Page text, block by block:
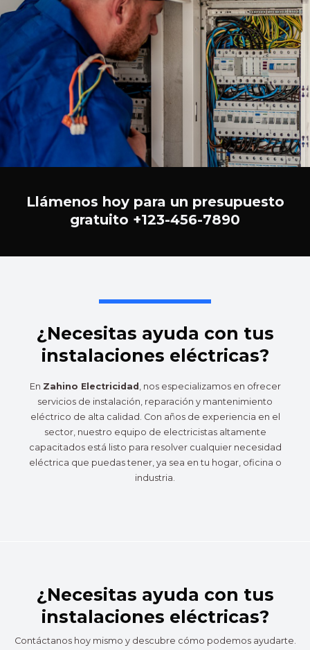
Llámenos hoy para un presupuesto
gratuito +123-456-7890
¿Necesitas ayuda con tus
instalaciones eléctricas?
En Zahino Electricidad , nos especializamos en ofrecer
servicios de instalación, reparación y mantenimiento
eléctrico de alta calidad. Con años de experiencia en el
sector, nuestro equipo de electricistas altamente
capacitados está listo para resolver cualquier necesidad
eléctrica que puedas tener, ya sea en tu hogar, oficina o
industria.
¿Necesitas ayuda con tus
instalaciones eléctricas?
Contáctanos hoy mismo y descubre cómo podemos ayudarte.